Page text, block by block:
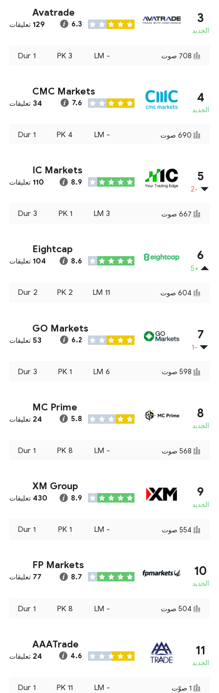
3
الجديد
Avatrade
6.3
129 تعليقات
708 صوت -
LM
3
PK
1
Dur
4
الجديد
CMC Markets
7.6
34 تعليقات
690 صوت -
LM
4
PK
1
Dur
5
-2
IC Markets
8.9
110 تعليقات
667 صوت 3
LM
1
PK
3
Dur
6
+5
Eightcap
8.6
104 تعليقات
604 صوت 11
LM
2
PK
2
Dur
7
-1
GO Markets
6.2
53 تعليقات
598 صوت 6
LM
1
PK
3
Dur
8
الجديد
MC Prime
5.8
24 تعليقات
568 صوت -
LM
8
PK
1
Dur
9
الجديد
XM Group
8.9
430 تعليقات
554 صوت -
LM
1
PK
1
Dur
10
الجديد
FP Markets
8.7
77 تعليقات
504 صوت -
LM
8
PK
1
Dur
11
الجديد
AAATrade
4.6
24 تعليقات
1 صوّت -
LM
11
PK
1
Dur